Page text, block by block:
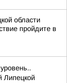
области
пройдите в
Липецкой